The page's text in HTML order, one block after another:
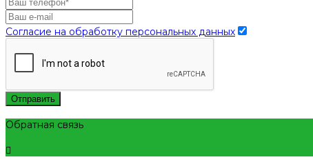
Согласие на обработку персональных данных
Отправить
Обратная связь